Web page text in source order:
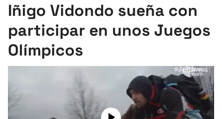
Pelota
Remo
Ciclismo
Iñigo Vidondo sueña con
participar en unos Juegos
Olímpicos